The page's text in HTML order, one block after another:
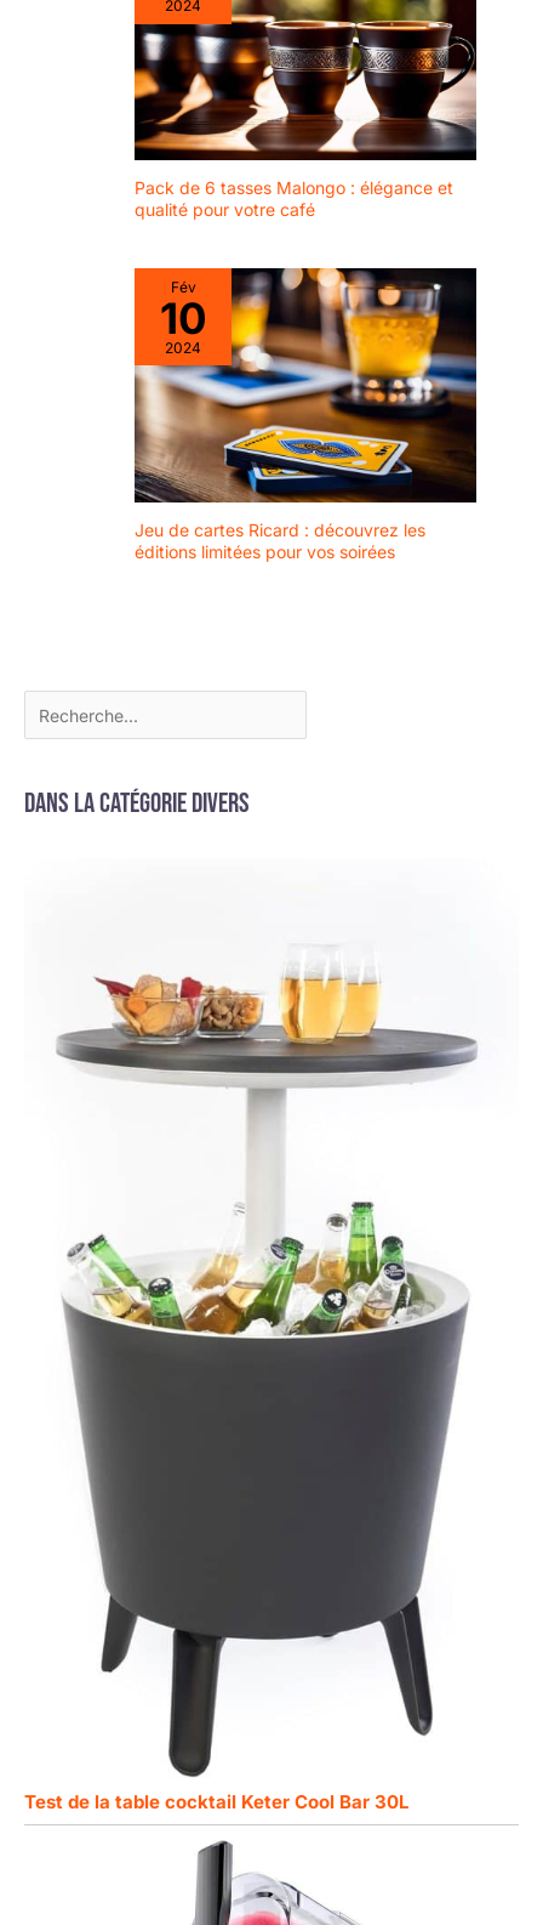
2024
Pack de 6 tasses Malongo : élégance et
qualité pour votre café
Fév
10
2024
Jeu de cartes Ricard : découvrez les
éditions limitées pour vos soirées
Dans la catégorie Divers
Test de la table cocktail Keter Cool Bar 30L